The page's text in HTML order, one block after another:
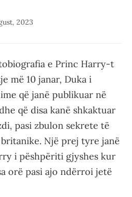
2023
e Princ Harry-t
më 10 janar, Duka i
që janë publikuar në
që disa kanë shkaktuar
pasi zbulon sekrete të
Një prej tyre janë
i pëshpëriti gjyshes kur
orë pasi ajo ndërroi jetë